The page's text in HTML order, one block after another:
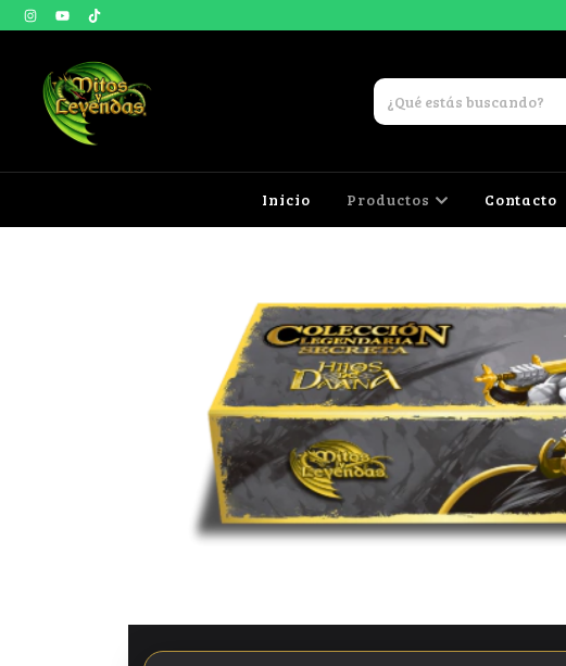
Inicio Productos Contacto